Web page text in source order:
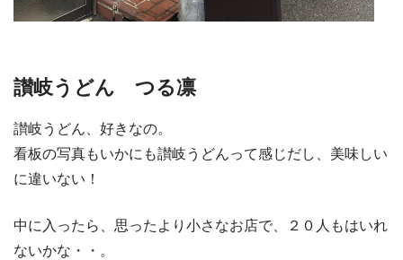
讃岐うどん つる凛
讃岐うどん、好きなの。
看板の写真もいかにも讃岐うどんって感じだし、美味しい
に違いない！
中に入ったら、思ったより小さなお店で、２０人もはいれ
ないかな・・。